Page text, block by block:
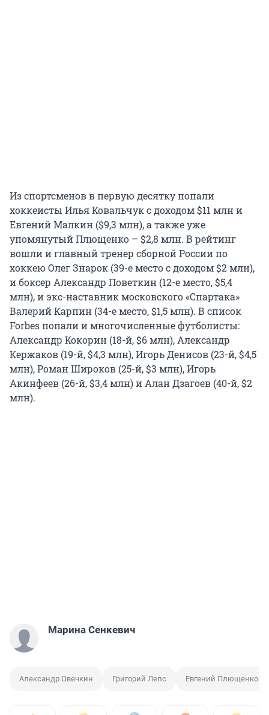
Из спортсменов в первую десятку попали
хоккеисты Илья Ковальчук с доходом $11 млн и
Евгений Малкин ($9,3 млн), а также уже
упомянутый Плющенко – $2,8 млн. В рейтинг
вошли и главный тренер сборной России по
хоккею Олег Знарок (39-е место с доходом $2 млн),
и боксер Александр Поветкин (12-е место, $5,4
млн), и экс-наставник московского «Спартака»
Валерий Карпин (34-е место, $1,5 млн). В список
Forbes попали и многочисленные футболисты:
Александр Кокорин (18-й, $6 млн), Александр
Кержаков (19-й, $4,3 млн), Игорь Денисов (23-й, $4,5
млн), Роман Широков (25-й, $3 млн), Игорь
Акинфеев (26-й, $3,4 млн) и Алан Дзагоев (40-й, $2
млн).
Марина Сенкевич
Александр Овечкин Григорий Лепс Евгений Плющенко